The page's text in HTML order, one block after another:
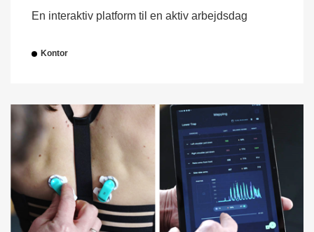
En interaktiv platform til en aktiv arbejdsdag
Kontor